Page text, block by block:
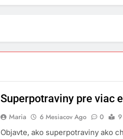
Superpotraviny pre viac
Maria 6 Mesiacov Ago 0
Objavte, ako superpotraviny ako